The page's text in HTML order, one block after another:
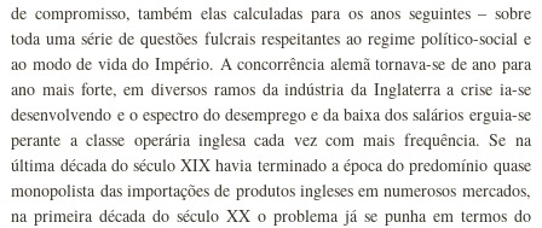
de compromisso, também elas calculadas para os anos seguintes – sobre
toda uma série de questões fulcrais respeitantes ao regime político-social e
ao modo de vida do Império. A concorrência alemã tornava-se de ano para
ano mais forte, em diversos ramos da indústria da Inglaterra a crise ia-se
desenvolvendo e o espectro do desemprego e da baixa dos salários erguia-se
perante a classe operária inglesa cada vez com mais frequência. Se na
última década do século XIX havia terminado a época do predomínio quase
monopolista das importações de produtos ingleses em numerosos mercados,
na primeira década do século XX o problema já se punha em termos do